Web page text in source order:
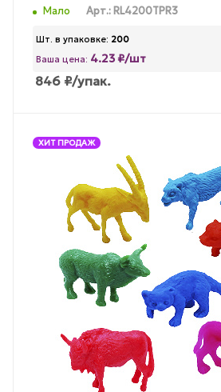
Мало Арт.: RL4200TPR3
Шт. в упаковке: 200
Ваша цена: 4.23 ₽/шт
846 ₽/упак.
ХИТ ПРОДАЖ